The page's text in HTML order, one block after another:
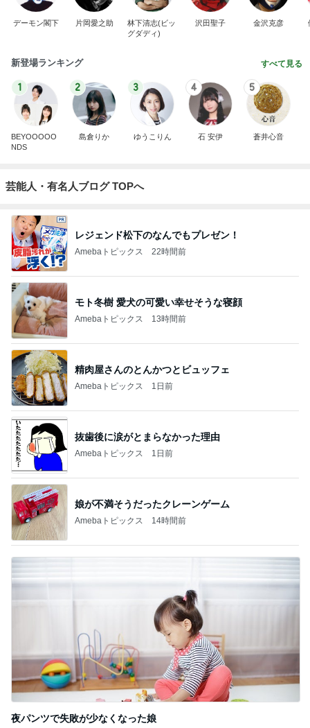
デーモン閣下 片岡愛之助
林下清志(ビッ
グダディ)
沢田聖子 金沢克彦
新登場ランキング すべて見る
1
BEYOOOOO
NDS
2
島倉りか
3
ゆうこりん
4
石 安伊
5
蒼井心音
芸能人・有名人ブログ TOPへ
レジェンド松下のなんでもプレゼン！
Amebaトピックス 22時間前
モト冬樹 愛犬の可愛い幸せそうな寝顔
Amebaトピックス 13時間前
精肉屋さんのとんかつとビュッフェ
Amebaトピックス 1日前
抜歯後に涙がとまらなかった理由
Amebaトピックス 1日前
娘が不満そうだったクレーンゲーム
Amebaトピックス 14時間前
夜パンツで失敗が少なくなった娘